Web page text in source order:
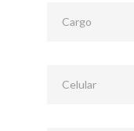
Cargo
Celular